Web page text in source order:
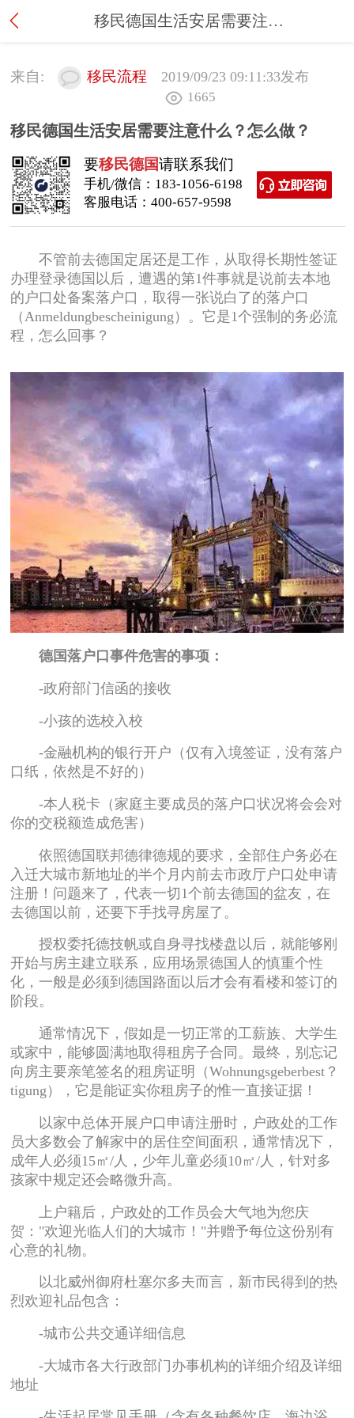
移民德国生活安居需要注意什么？怎么做？
来自: 移民流程 2019/09/23 09:11:33发布
1665
移民德国生活安居需要注意什么？怎么做？
要移民德国请联系我们
手机/微信： 183-1056-6198
客服电话： 400-657-9598
不管前去德国定居还是工作，从取得长期性签证
办理登录德国以后，遭遇的第1件事就是说前去本地
的户口处备案落户口，取得一张说白了的落户口
（Anmeldungbescheinigung）。它是1个强制的务必流
程，怎么回事？
德国落户口事件危害的事项：
-政府部门信函的接收
-小孩的选校入校
-金融机构的银行开户（仅有入境签证，没有落户
口纸，依然是不好的）
-本人税卡（家庭主要成员的落户口状况将会会对
你的交税额造成危害）
依照德国联邦德律德规的要求，全部住户务必在
入迁大城市新地址的半个月内前去市政厅户口处申请
注册！问题来了，代表一切1个前去德国的盆友，在
去德国以前，还要下手找寻房屋了。
授权委托德技帆或自身寻找楼盘以后，就能够刚
开始与房主建立联系，应用场景德国人的慎重个性
化，一般是必须到德国路面以后才会有看楼和签订的
阶段。
通常情况下，假如是一切正常的工薪族、大学生
或家中，能够圆满地取得租房子合同。最终，别忘记
向房主要亲笔签名的租房证明（Wohnungsgeberbest？
tigung），它是能证实你租房子的惟一直接证据！
以家中总体开展户口申请注册时，户政处的工作
员大多数会了解家中的居住空间面积，通常情况下，
成年人必须15㎡/人，少年儿童必须10㎡/人，针对多
孩家中规定还会略微升高。
上户籍后，户政处的工作员会大气地为您庆
贺："欢迎光临人们的大城市！"并赠予每位这份别有
心意的礼物。
以北威州御府杜塞尔多夫而言，新市民得到的热
烈欢迎礼品包含：
-城市公共交通详细信息
-大城市各大行政部门办事机构的详细介绍及详细
地址